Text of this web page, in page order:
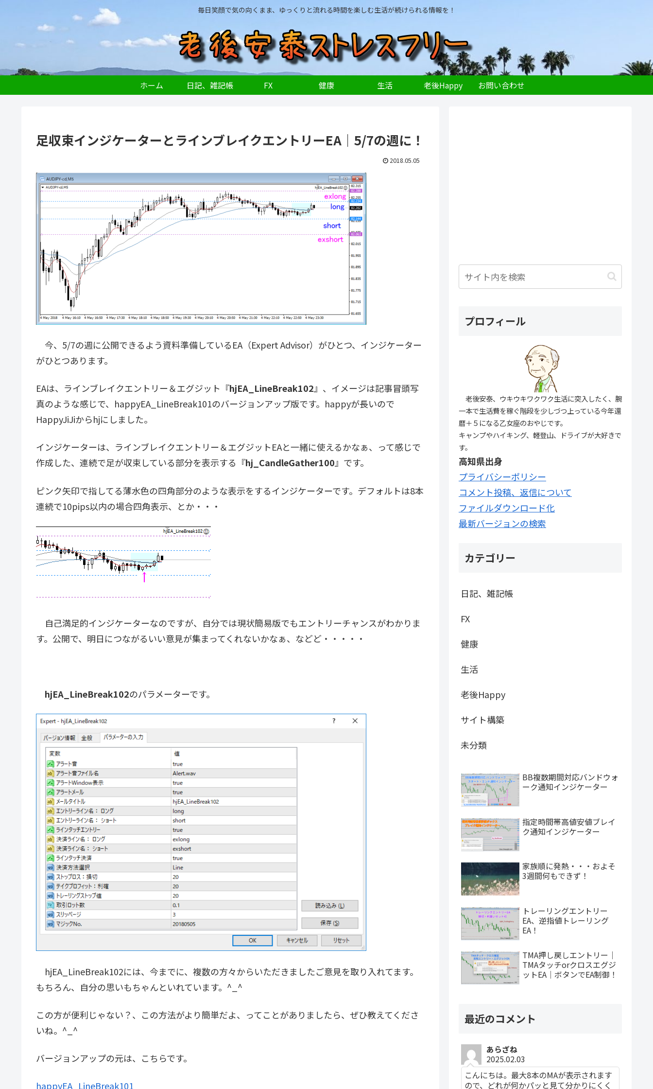
毎日笑顔で気の向くまま、ゆっくりと流れる時間を楽しむ生活が続けられる情報を！
ホーム 日記、雑記帳 FX 健康 生活 老後Happy お問い合わせ
足収束インジケーターとラインブレイクエントリーEA｜5/7の週に！
2018.05.05
今、5/7の週に公開できるよう資料準備しているEA（Expert Advisor）がひとつ、インジケーター
がひとつあります。
EAは、ラインブレイクエントリー＆エグジット『hjEA_LineBreak102』、イメージは記事冒頭写
真のような感じで、happyEA_LineBreak101のバージョンアップ版です。happyが長いので
HappyJiJiからhjにしました。
インジケーターは、ラインブレイクエントリー＆エグジットEAと一緒に使えるかなぁ、って感じで
作成した、連続で足が収束している部分を表示する『hj_CandleGather100』です。
ピンク矢印で指してる薄水色の四角部分のような表示をするインジケーターです。デフォルトは8本
連続で10pips以内の場合四角表示、とか・・・
自己満足的インジケーターなのですが、自分では現状簡易版でもエントリーチャンスがわかりま
す。公開で、明日につながるいい意見が集まってくれないかなぁ、などど・・・・・
hjEA_LineBreak102のパラメーターです。
hjEA_LineBreak102には、今までに、複数の方々からいただきましたご意見を取り入れてます。
もちろん、自分の思いもちゃんといれています。^_^
この方が便利じゃない？、この方法がより簡単だよ、ってことがありましたら、ぜひ教えてくださ
いね。^_^
バージョンアップの元は、こちらです。
happyEA_LineBreak101
プロフィール
老後安泰、ウキウキワクワク生活に突入したく、腕
一本で生活費を稼ぐ階段を少しづつ上っている今年還
暦＋５になる乙女座のおやじです。
キャンプやハイキング、軽登山、ドライブが大好きで
す。
高知県出身
プライバシーポリシー
コメント投稿、返信について
ファイルダウンロード化
最新バージョンの検索
カテゴリー
日記、雑記帳
FX
健康
生活
老後Happy
サイト構築
未分類
BB複数期間対応バンドウォ
ーク通知インジケーター
指定時間帯高値安値ブレイ
ク通知インジケーター
家族順に発熱・・・およそ
3週間何もできず！
トレーリングエントリー
EA、逆指値トレーリング
EA！
TMA押し戻しエントリー｜
TMAタッチorクロスエグジ
ットEA｜ボタンでEA制御！
最近のコメント
あらざね
2025.02.03
こんにちは。最大8本のMAが表示されます
ので、どれが何かパッと見て分かりにくく